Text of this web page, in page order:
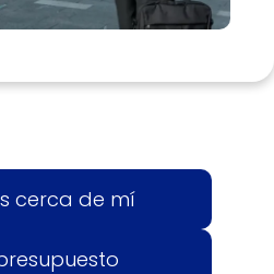
cerca de mí